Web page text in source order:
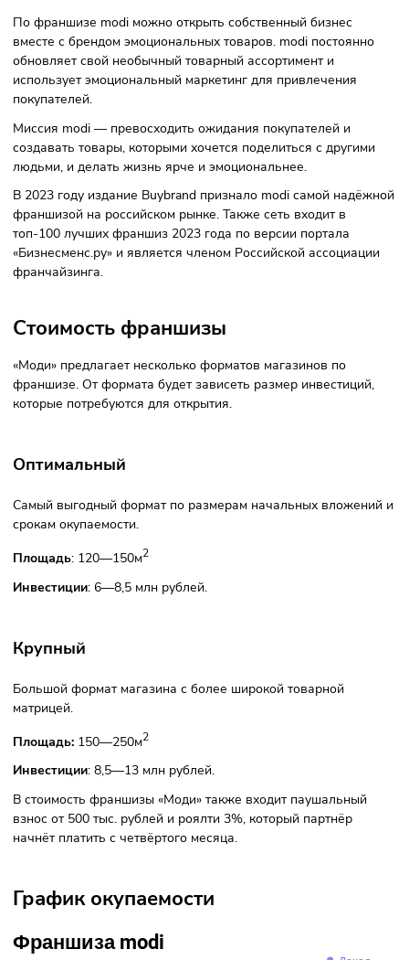
Фото: modi.ru
По франшизе modi можно открыть собственный бизнес
вместе с брендом эмоциональных товаров. modi
обновляет свой необычный товарный ассортимент и
покупателей.
создавать товары, которыми хочется поделиться с
людьми, и делать жизнь ярче и эмоциональнее.
топ-100 лучших франшиз 2023 года по версии портала
франчайзинга.
Стоимость франшизы
франшизе. От формата будет зависеть размер
которые потребуются для открытия.
Оптимальный
Самый выгодный формат по размерам начальных
срокам окупаемости.
Площадь: 120—150м2
Крупный